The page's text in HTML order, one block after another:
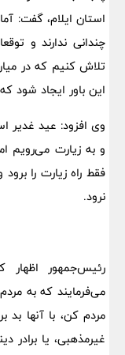
استان ایلام، گفت:
چندانی ندارند و
تلاش کنیم که در
این باور ایجاد شود
وی افزود: عید غدیر
و به زیارت می‌رویم
فقط راه زیارت را
نرود.
رئیس‌جمهور
می‌فرمایند که به
مردم کن، با آنها بد
غیرمذهبی، یا برادر